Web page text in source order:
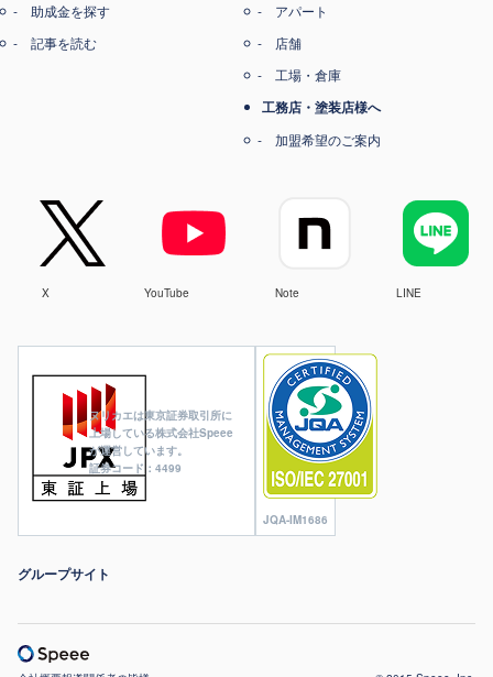
ヌリカエは東京証券取引所に
上場している株式会社Speee
が運営しています。
証券コード：4499
JQA-IM1686
助成金を探す
記事を読む
アパート
店舗
工場・倉庫
工務店・塗装店様へ
加盟希望のご案内
X YouTube Note LINE
グループサイト